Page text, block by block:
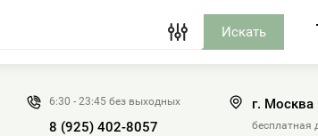
6:30 - 23:45 без выходных
8 (925) 402-8057
г.
бесплатная